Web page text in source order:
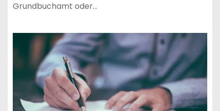
Grundbuchamt oder…